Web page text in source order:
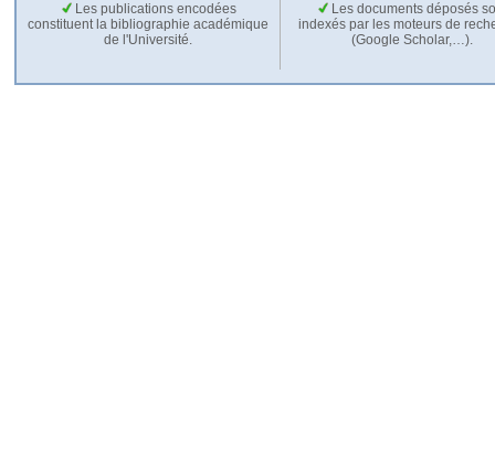
Les publications encodées
constituent la bibliographie académique
de l'Université.
Les documents déposés
indexés par les moteurs de
(Google Scholar,…).